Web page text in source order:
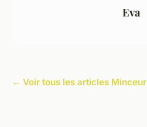
Eva
← Voir tous les articles Minceur